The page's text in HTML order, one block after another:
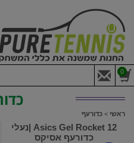
0
ראשי > כדורעף
Asics Gel Rocket 12 |נעלי
כדורעף אסיקס